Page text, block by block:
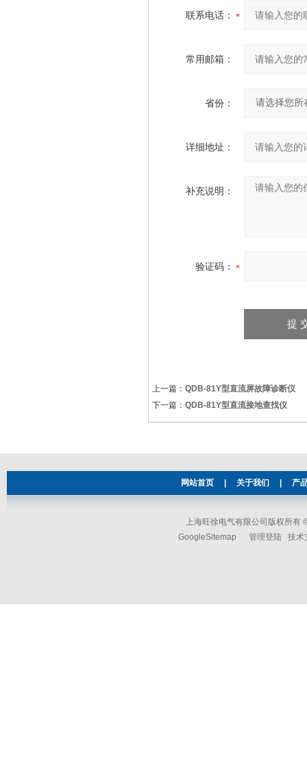
联系电话：
常用邮箱：
省份：
详细地址：
补充说明：
验证码：
上一篇： QDB-81Y型直流屏故障诊断仪
下一篇： QDB-81Y型直流接地查找仪
网站首页 关于我们 产
上海旺徐电气有限公司版权所有
GoogleSitemap
管理登陆 技术